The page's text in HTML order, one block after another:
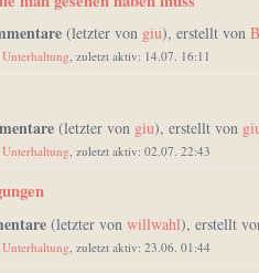
(letzter von giu), erstellt von
Unterhaltung , zuletzt aktiv: 14.07. 16:11
(letzter von giu), erstellt von
Unterhaltung, zuletzt aktiv: 02.07. 22:43
(letzter von willwahl), erstellt
Unterhaltung , zuletzt aktiv: 23.06. 01:44